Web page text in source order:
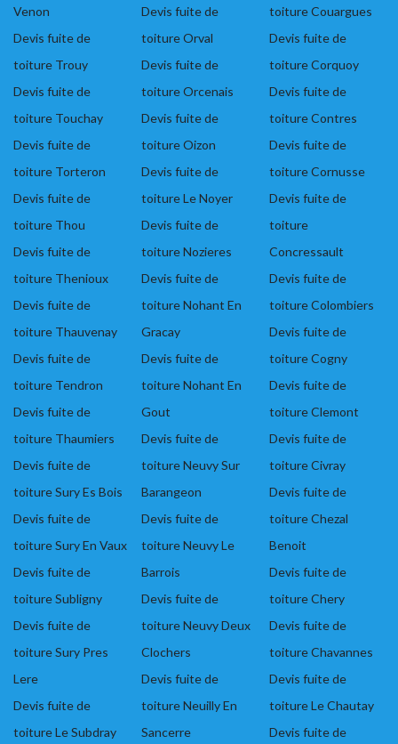
Venon
Devis fuite de
toiture Trouy
Devis fuite de
toiture Touchay
Devis fuite de
toiture Torteron
Devis fuite de
toiture Thou
Devis fuite de
toiture Thenioux
Devis fuite de
toiture Thauvenay
Devis fuite de
toiture Tendron
Devis fuite de
toiture Thaumiers
Devis fuite de
toiture Sury Es Bois
Devis fuite de
toiture Sury En Vaux
Devis fuite de
toiture Subligny
Devis fuite de
toiture Sury Pres
Lere
Devis fuite de
toiture Le Subdray
Devis fuite de
toiture Orval
Devis fuite de
toiture Orcenais
Devis fuite de
toiture Oizon
Devis fuite de
toiture Le Noyer
Devis fuite de
toiture Nozieres
Devis fuite de
toiture Nohant En
Gracay
Devis fuite de
toiture Nohant En
Gout
Devis fuite de
toiture Neuvy Sur
Barangeon
Devis fuite de
toiture Neuvy Le
Barrois
Devis fuite de
toiture Neuvy Deux
Clochers
Devis fuite de
toiture Neuilly En
Sancerre
toiture Couargues
Devis fuite de
toiture Corquoy
Devis fuite de
toiture Contres
Devis fuite de
toiture Cornusse
Devis fuite de
toiture
Concressault
Devis fuite de
toiture Colombiers
Devis fuite de
toiture Cogny
Devis fuite de
toiture Clemont
Devis fuite de
toiture Civray
Devis fuite de
toiture Chezal
Benoit
Devis fuite de
toiture Chery
Devis fuite de
toiture Chavannes
Devis fuite de
toiture Le Chautay
Devis fuite de